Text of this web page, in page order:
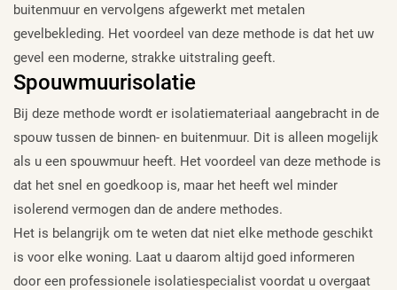
buitenmuur en vervolgens afgewerkt met metalen
gevelbekleding. Het voordeel van deze methode is dat het uw
gevel een moderne, strakke uitstraling geeft.
Spouwmuurisolatie
Bij deze methode wordt er isolatiemateriaal aangebracht in de
spouw tussen de binnen- en buitenmuur. Dit is alleen mogelijk
als u een spouwmuur heeft. Het voordeel van deze methode is
dat het snel en goedkoop is, maar het heeft wel minder
isolerend vermogen dan de andere methodes.
Het is belangrijk om te weten dat niet elke methode geschikt
is voor elke woning. Laat u daarom altijd goed informeren
door een professionele isolatiespecialist voordat u overgaat